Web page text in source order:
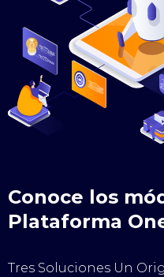
Conoce los
Plataforma
Tres Soluciones Un